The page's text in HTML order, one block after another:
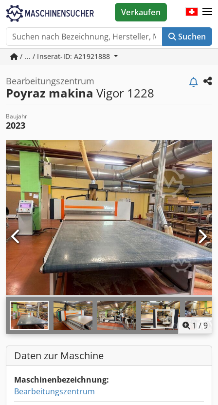
Suchen
Verkaufen
/ ... / Inserat-ID: A21921888
Bearbeitungszentrum
Poyraz makina Vigor 1228
Baujahr
2023
1 /9
Daten zur Maschine
Maschinenbezeichnung:
Bearbeitungszentrum